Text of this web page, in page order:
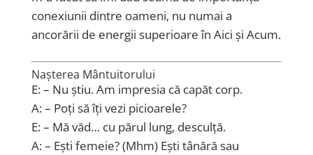
conexiunii dintre oameni, nu numai a
ancorării de energii superioare în Aici și Acum.
Nașterea Mântuitorului
E: – Nu știu. Am impresia că capăt corp.
A: – Poți să îți vezi picioarele?
E: – Mă văd… cu părul lung, desculță.
A: – Ești femeie? (Mhm) Ești tânără sau